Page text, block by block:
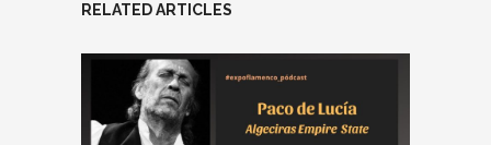
RELATED ARTICLES